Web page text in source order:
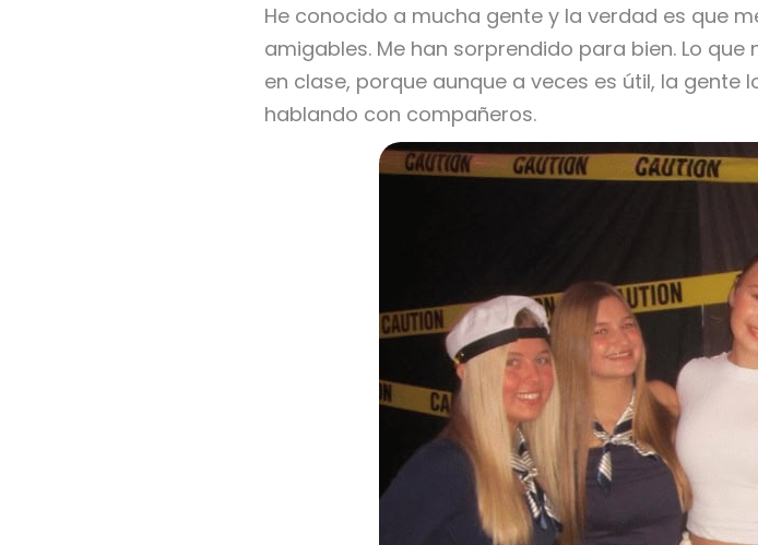
He conocido a mucha gente y la verdad es que
amigables. Me han sorprendido para bien. Lo
en clase, porque aunque a veces es útil, la gente
hablando con compañeros.